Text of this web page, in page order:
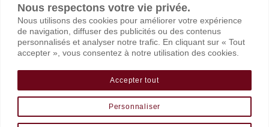
Nous respectons votre vie privée.
Nous utilisons des cookies pour améliorer votre expérience
de navigation, diffuser des publicités ou des contenus
personnalisés et analyser notre trafic. En cliquant sur « Tout
accepter », vous consentez à notre utilisation des cookies.
Personnaliser
Accepter tout
Back
Studio Wacked
30-32 boulevard Sébastopol
75004 PARIS
HORAIRES
lundi au vendredi : 10h00-20h00
samedi : 10h00–18h00